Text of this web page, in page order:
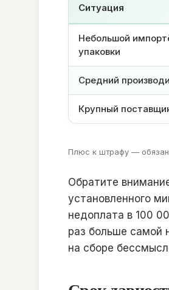
Ситуация
Небольшой
упаковки
Средний
Крупный
Плюс к штрафу —
Обратите
установленного
недоплата в 100
раз больше самой
на сборе